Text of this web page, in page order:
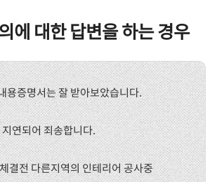
에 대한 답변을 하는 경우
용증명서는 잘 받아보았습니다.
연되어 죄송합니다.
결전 다른지역의 인테리어 공사중